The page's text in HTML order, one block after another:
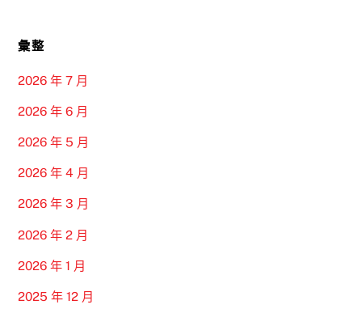
彙整
2026 年 7 月
2026 年 6 月
2026 年 5 月
2026 年 4 月
2026 年 3 月
2026 年 2 月
2026 年 1 月
2025 年 12 月